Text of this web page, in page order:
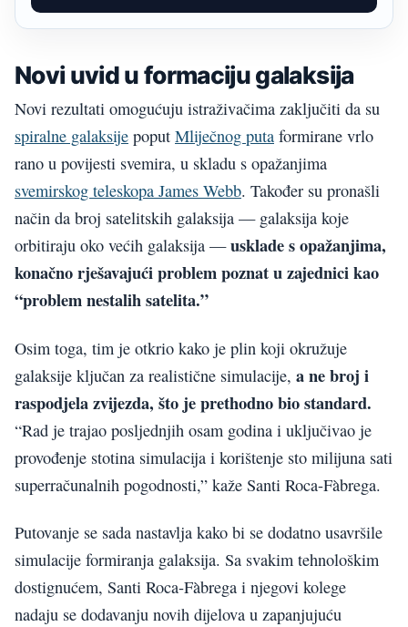
Novi uvid u formaciju galaksija
Novi rezultati omogućuju istraživačima zaključiti da su
spiralne galaksije poput Mliječnog puta formirane vrlo
rano u povijesti svemira, u skladu s opažanjima
svemirskog teleskopa James Webb. Također su pronašli
način da broj satelitskih galaksija — galaksija koje
orbitiraju oko većih galaksija —usklade s opažanjima,
konačno rješavajući problem poznat u zajednici kao
“problem nestalih satelita.”
Osim toga, tim je otkrio kako je plin koji okružuje
galaksije ključan za realistične simulacije, a ne broj i
raspodjela zvijezda, što je prethodno bio standard.
“Rad je trajao posljednjih osam godina i uključivao je
provođenje stotina simulacija i korištenje sto milijuna sati
superračunalnih pogodnosti,” kaže Santi Roca-Fàbrega.
Putovanje se sada nastavlja kako bi se dodatno usavršile
simulacije formiranja galaksija. Sa svakim tehnološkim
dostignućem, Santi Roca-Fàbrega i njegovi kolege
nadaju se dodavanju novih dijelova u zapanjujuću